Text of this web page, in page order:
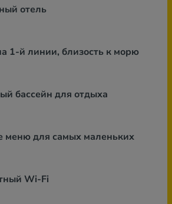
отель
1-й линии, близость к морю
бассейн для отдыха
меню для самых маленьких
Wi-Fi